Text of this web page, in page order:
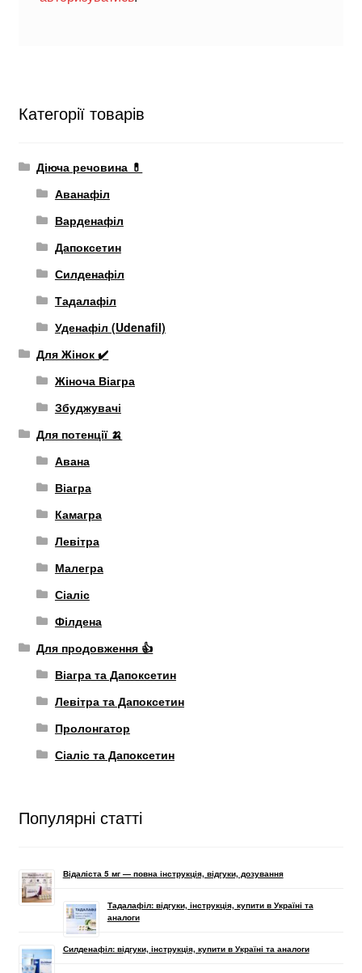
Категорії товарів
Діюча речовина 💊
Аванафіл
Варденафіл
Дапоксетин
Силденафіл
Тадалафіл
Уденафіл (Udenafil)
Для Жінок ✔️
Жіноча Віагра
Збуджувачі
Для потенції 🍌
Авана
Віагра
Камагра
Левітра
Малегра
Сіаліс
Філдена
Для продовження 👍
Віагра та Дапоксетин
Левітра та Дапоксетин
Пролонгатор
Сіаліс та Дапоксетин
Популярні статті
Відаліста 5 мг — повна інструкція, відгуки, дозування
Тадалафіл: відгуки, інструкція, купити в Україні та
аналоги
Силденафіл: відгуки, інструкція, купити в Україні та аналоги